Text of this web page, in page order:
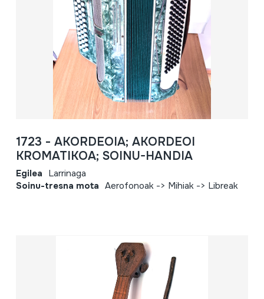
1723 - AKORDEOIA; AKORDEOI
KROMATIKOA; SOINU-HANDIA
Egilea Larrinaga
Soinu-tresna mota Aerofonoak -> Mihiak -> Libreak